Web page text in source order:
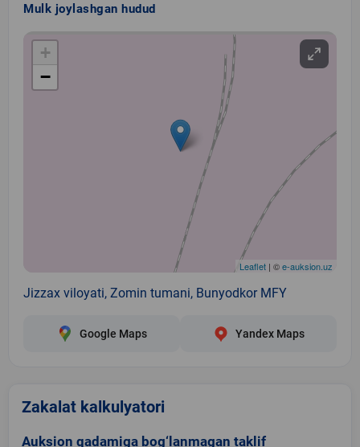
Mulk joylashgan hudud
+
−
Leaflet | ©e-auksion.uz
Jizzax viloyati, Zomin tumani, Bunyodkor MFY
Google Maps Yandex Maps
Zakalat kalkulyatori
Auksion qadamiga bog‘lanmagan taklif